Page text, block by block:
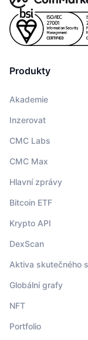
Produkty
Akademie
Inzerovat
CMC Labs
CMC Max
Hlavní zprávy
Bitcoin ETF
Krypto API
DexScan
Aktiva skutečného
Globální grafy
NFT
Portfolio